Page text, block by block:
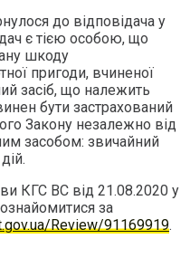
до відповідача у
є тією особою, що
шкоду
пригоди, вчиненої
засіб, що належить
бути застрахований
Закону незалежно від
засобом: звичайний
КГС ВС від 21.08.2020 у
за
Review/91169919.